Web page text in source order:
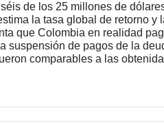
de los 25 millones de
la tasa global de retorno y
que Colombia en realidad
suspensión de pagos de la
comparables a las